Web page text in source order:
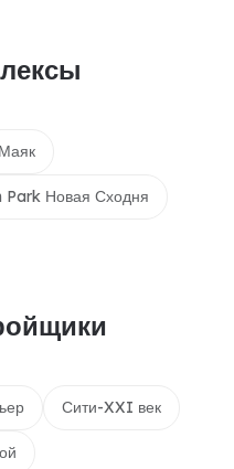
Маяк
Park Новая Сходня
Сити-XXI век